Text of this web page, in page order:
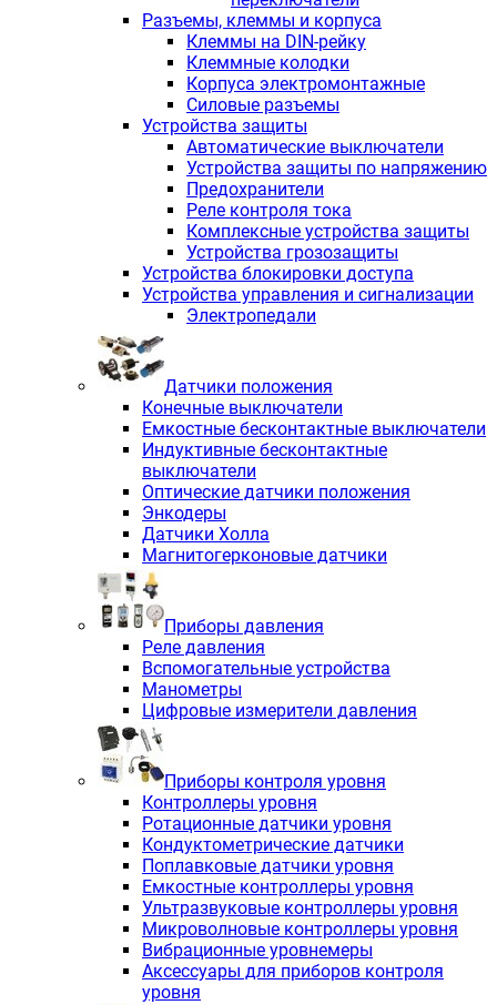
Разъемы, клеммы и корпуса
Клеммы на DIN-рейку
Клеммные колодки
Корпуса электромонтажные
Силовые разъемы
Устройства защиты
Автоматические выключатели
Устройства защиты по напряжению
Предохранители
Реле контроля тока
Комплексные устройства защиты
Устройства грозозащиты
Устройства блокировки доступа
Устройства управления и сигнализации
Электропедали
Датчики положения
Конечные выключатели
Емкостные бесконтактные выключатели
Индуктивные бесконтактные
выключатели
Оптические датчики положения
Энкодеры
Датчики Холла
Магнитогерконовые датчики
Приборы давления
Реле давления
Вспомогательные устройства
Манометры
Цифровые измерители давления
Приборы контроля уровня
Контроллеры уровня
Ротационные датчики уровня
Кондуктометрические датчики
Поплавковые датчики уровня
Емкостные контроллеры уровня
Ультразвуковые контроллеры уровня
Микроволновые контроллеры уровня
Вибрационные уровнемеры
Аксессуары для приборов контроля
уровня